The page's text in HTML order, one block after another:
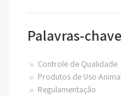
Palavras-chave
Controle de Qualidade
Produtos de Uso
Regulamentação